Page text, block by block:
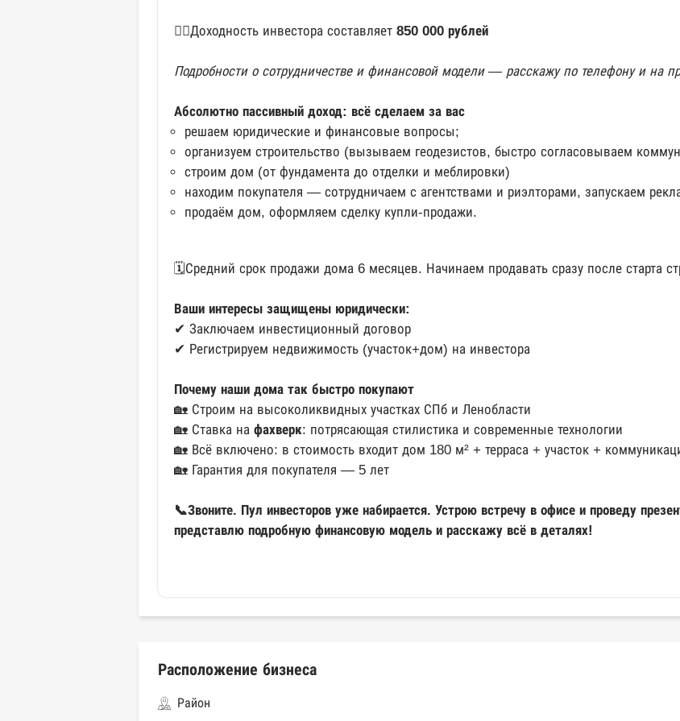
👉🏻Доходность инвестора составляет 850 000 рублей
Подробности о сотрудничестве и финансовой модели — расскажу по телефону и на
Абсолютно пассивный доход: всё сделаем за вас
решаем юридические и финансовые вопросы;
организуем строительство (вызываем геодезистов, быстро согласовываем
строим дом (от фундамента до отделки и меблировки)
находим покупателя — сотрудничаем с агентствами и риэлторами, запускаем
продаём дом, оформляем сделку купли-продажи.
🗓Средний срок продажи дома 6 месяцев. Начинаем продавать сразу после старта
Ваши интересы защищены юридически:
✔ Заключаем инвестиционный договор
✔ Регистрируем недвижимость (участок+дом) на инвестора
Почему наши дома так быстро покупают
🏡 Строим на высоколиквидных участках СПб и Ленобласти
🏡 Ставка на фахверк: потрясающая стилистика и современные технологии
🏡 Всё включено: в стоимость входит дом 180 м² + терраса + участок +
🏡 Гарантия для покупателя — 5 лет
📞Звоните. Пул инвесторов уже набирается. Устрою встречу в офисе и проведу
представлю подробную финансовую модель и расскажу всё в деталях!
Расположение бизнеса
Район